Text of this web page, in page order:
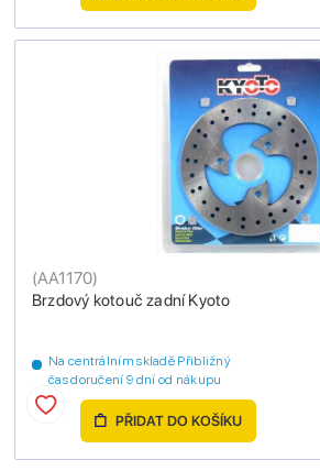
Brzdový kotouč zadní Kyoto
(AA1170)
Na centrálním skladě Přibližný
čas doručení 9 dní od nákupu
PŘIDAT DO KOŠÍKU